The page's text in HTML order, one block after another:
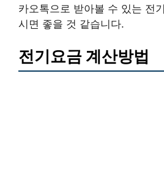
카오톡으로 받아볼 수 있는 전
시면 좋을 것 같습니다.
전기요금 계산방법